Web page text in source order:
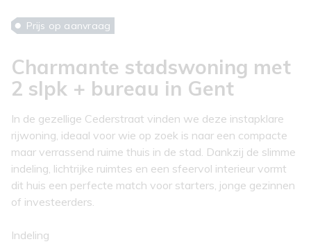
Charmante stadswoning met
2 slpk + bureau in Gent
Prijs op aanvraag
In de gezellige Cederstraat vinden we deze instapklare
rijwoning, ideaal voor wie op zoek is naar een compacte
maar verrassend ruime thuis in de stad. Dankzij de slimme
indeling, lichtrijke ruimtes en een sfeervol interieur vormt
dit huis een perfecte match voor starters, jonge gezinnen
of investeerders.
Indeling